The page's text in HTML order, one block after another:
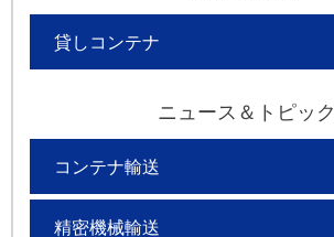
貸しコンテナ
ニュース＆トピック
コンテナ輸送
精密機械輸送